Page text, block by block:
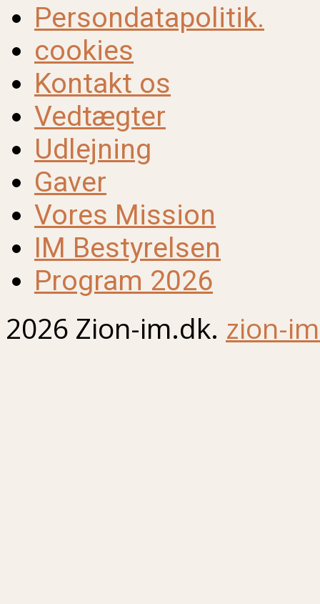
Persondatapolitik.
cookies
Kontakt os
Vedtægter
Udlejning
Gaver
Vores Mission
IM Bestyrelsen
Program 2026
2026 Zion-im.dk. zion-